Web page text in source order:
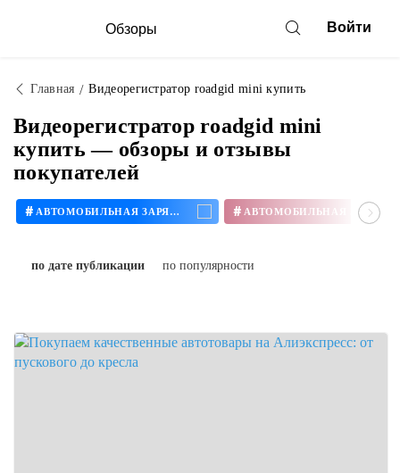
Обзоры Войти
Главная Видеорегистратор roadgid mini купить
Видеорегистратор roadgid mini
купить — обзоры и отзывы
покупателей
# АВТОМОБИЛЬНАЯ ЗАРЯДКА #
по дате публикации по популярности